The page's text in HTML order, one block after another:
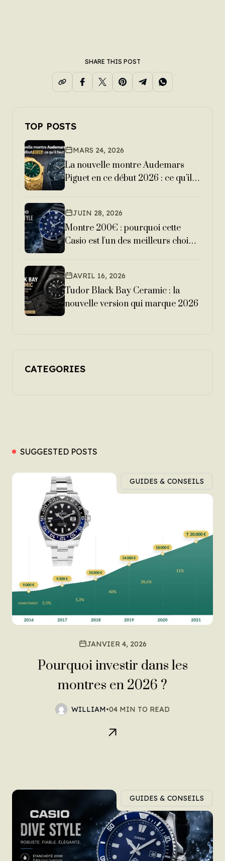
SHARE THIS POST
TOP POSTS
MARS 24, 2026
La nouvelle montre Audemars
Piguet en ce début 2026 : ce qu’il
JUIN 28, 2026
Montre 200€ : pourquoi cette
Casio est l'un des meilleurs choix
AVRIL 16, 2026
Tudor Black Bay Ceramic : la
nouvelle version qui marque 2026
CATEGORIES
SUGGESTED POSTS
GUIDES & CONSEILS
JANVIER 4, 2026
Pourquoi investir dans les
montres en 2026 ?
WILLIAM•04 MIN TO READ
GUIDES & CONSEILS